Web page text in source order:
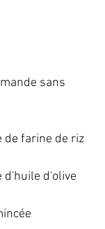
sans
de farine de riz
d'huile d'olive